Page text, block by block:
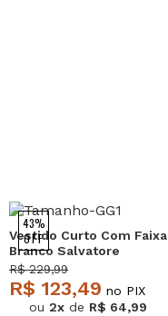
43%
OFF
Vestido Curto Com Faixa
Branco Salvatore
R$ 229,99
R$ 123,49 no PIX
ou 2x de R$ 64,99